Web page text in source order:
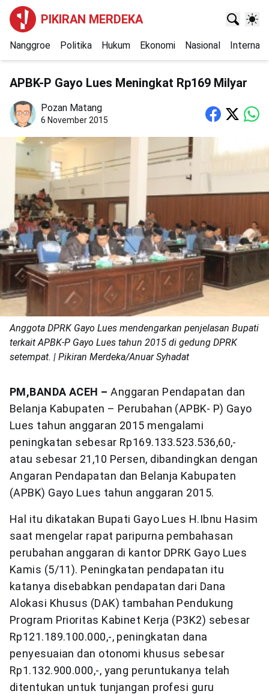
PIKIRAN MERDEKA
Nanggroe Politika Hukum Ekonomi Nasional
APBK-P Gayo Lues Meningkat Rp169 Milyar
Pozan Matang
6 November 2015
Anggota DPRK Gayo Lues mendengarkan penjelasan Bupati
terkait APBK-P Gayo Lues tahun 2015 di gedung DPRK
setempat. | Pikiran Merdeka/Anuar Syhadat
PM,BANDA ACEH – Anggaran Pendapatan dan
Belanja Kabupaten – Perubahan (APBK- P) Gayo
Lues tahun anggaran 2015 mengalami
peningkatan sebesar Rp169.133.523.536,60,-
atau sebesar 21,10 Persen, dibandingkan dengan
Angaran Pendapatan dan Belanja Kabupaten
(APBK) Gayo Lues tahun anggaran 2015.
Hal itu dikatakan Bupati Gayo Lues H.Ibnu Hasim
saat mengelar rapat paripurna pembahasan
perubahan anggaran di kantor DPRK Gayo Lues
Kamis (5/11). Peningkatan pendapatan itu
katanya disebabkan pendapatan dari Dana
Alokasi Khusus (DAK) tambahan Pendukung
Program Prioritas Kabinet Kerja (P3K2) sebesar
Rp121.189.100.000,-, peningkatan dana
penyesuaian dan otonomi khusus sebesar
Rp1.132.900.000,-, yang peruntukanya telah
ditentukan untuk tunjangan profesi guru